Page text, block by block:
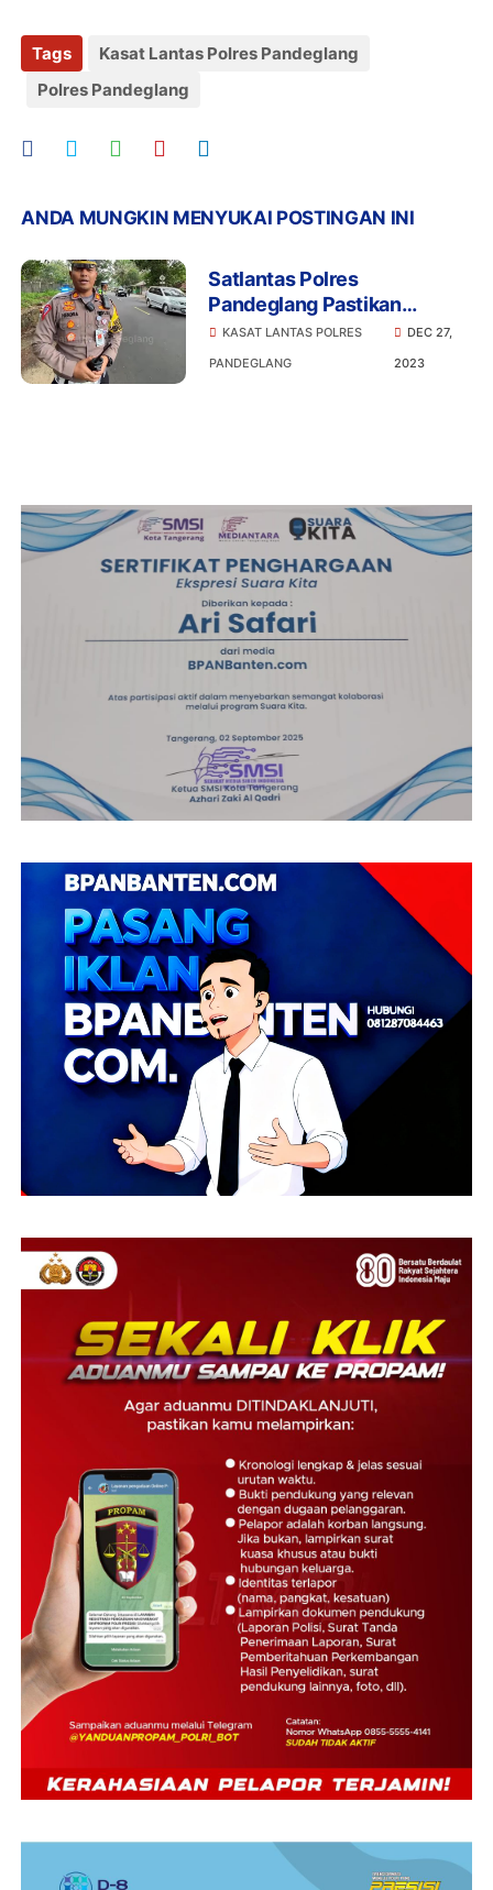
Tags
Kasat Lantas Polres Pandeglang
Polres Pandeglang
ANDA MUNGKIN MENYUKAI POSTINGAN INI
Satlantas Polres
Pandeglang Pastikan
Keamanan dan Kondusifitas
Objek Wisata
KASAT LANTAS POLRES
PANDEGLANG
DEC 27,
2023